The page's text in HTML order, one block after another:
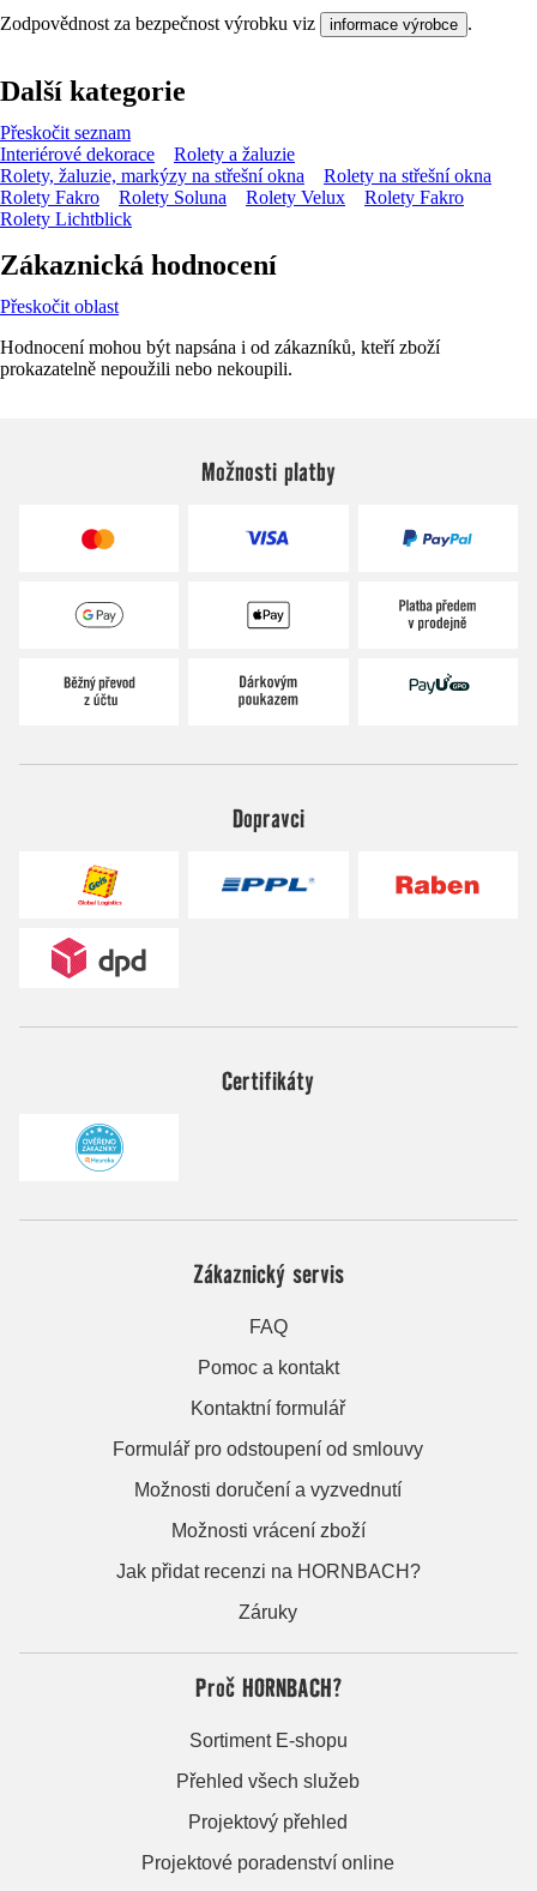
Zodpovědnost za bezpečnost výrobku viz informace výrobce .
Další kategorie
Přeskočit seznam
Interiérové dekorace
Rolety a žaluzie
Rolety, žaluzie, markýzy na střešní okna
Rolety na střešní okna
Rolety Fakro
Rolety Soluna Rolety Velux
Rolety Fakro
Rolety Lichtblick
Zákaznická hodnocení
Přeskočit oblast
Hodnocení mohou být napsána i od zákazníků, kteří zboží
prokazatelně nepoužili nebo nekoupili.
Možnosti platby
Dopravci
Certifikáty
Zákaznický servis
FAQ
Pomoc a kontakt
Kontaktní formulář
Formulář pro odstoupení od smlouvy
Možnosti doručení a vyzvednutí
Možnosti vrácení zboží
Jak přidat recenzi na HORNBACH?
Záruky
Proč HORNBACH?
Sortiment E-shopu
Přehled všech služeb
Projektový přehled
Projektové poradenství online